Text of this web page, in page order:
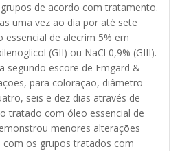
de acordo com tratamento.
uma vez ao dia por até sete
de alecrim 5% em
(GII) ou NaCl 0,9% (GIII).
segundo escore de Emgard &
para coloração, diâmetro
seis e dez dias através de
tratado com óleo essencial de
menores alterações
com os grupos tratados com